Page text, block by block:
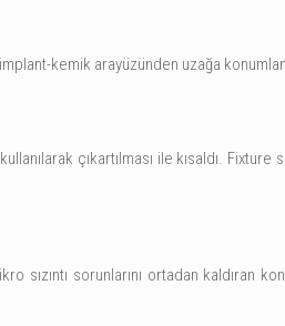
kemik arayüzünden uzağa
çıkartılması ile kısaldı.
sızıntı sorunlarını ortadan